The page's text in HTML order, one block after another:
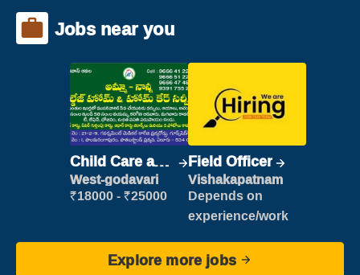
Jobs near you
Child Care and
Patient care
West-godavari
₹18000 - ₹25000
Field Officer
Vishakapatnam
Depends on
experience/work
Explore more jobs